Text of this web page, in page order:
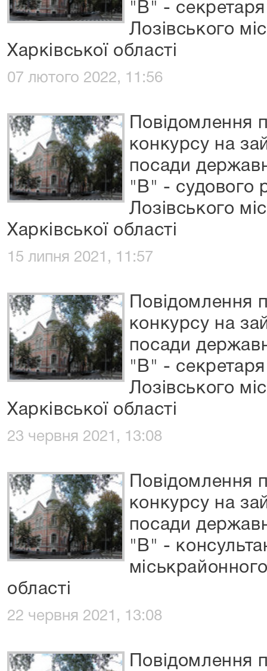
"В" - секретаря
Лозівського
Харківської області
07 лютого 2022, 11:56
Повідомлення
конкурсу на
посади
"В" - судового
Лозівського
Харківської області
15 липня 2021, 11:57
Повідомлення
конкурсу на
посади
"В" - секретаря
Лозівського
Харківської області
23 червня 2021, 13:08
Повідомлення
конкурсу на
посади
"В" -
області
22 червня 2021, 13:08
Повідомлення